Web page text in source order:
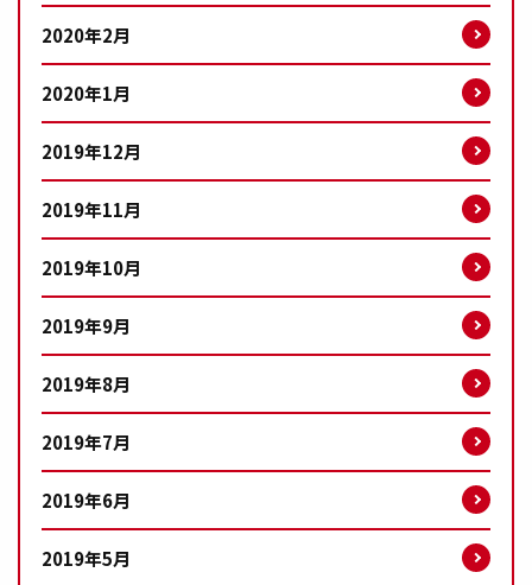
2020年2月
2020年1月
2019年12月
2019年11月
2019年10月
2019年9月
2019年8月
2019年7月
2019年6月
2019年5月